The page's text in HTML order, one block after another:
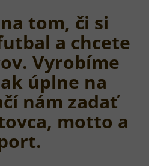
tom, či si
a chcete
Vyrobíme
úplne na
nám zadať
motto a